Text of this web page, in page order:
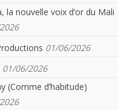
la nouvelle voix d’or du Mali
01/06/2026
01/06/2026
(Comme d’habitude)